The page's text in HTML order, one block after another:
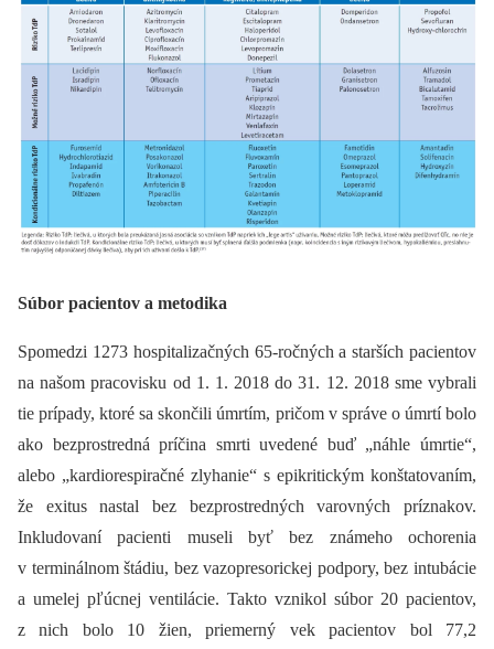
Súbor pacientov a metodika
Spomedzi 1273 hospitalizačných 65-ročných a starších pacientov
na našom pracovisku od 1. 1. 2018 do 31. 12. 2018 sme vybrali
tie prípady, ktoré sa skončili úmrtím, pričom v správe o úmrtí bolo
ako bezprostredná príčina smrti uvedené buď „náhle úmrtie“,
alebo „kardiorespiračné zlyhanie“ s epikritickým konštatovaním,
že exitus nastal bez bezprostredných varovných príznakov.
Inkludovaní pacienti museli byť bez známeho ochorenia
v terminálnom štádiu, bez vazopresorickej podpory, bez intubácie
a umelej pľúcnej ventilácie. Takto vznikol súbor 20 pacientov,
z nich bolo 10 žien, priemerný vek pacientov bol 77,2